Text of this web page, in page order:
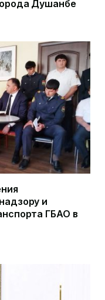
Душанбе
и
ГБАО в